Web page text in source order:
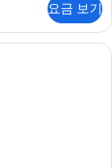
요금 보기
시트, 고급 침구, 필로